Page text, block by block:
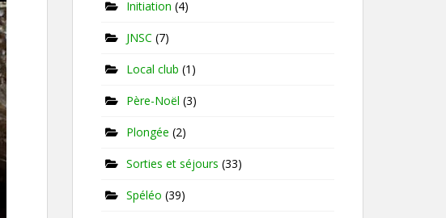
Initiation (4)
JNSC (7)
Local club (1)
Père-Noël (3)
Plongée (2)
Sorties et séjours (33)
Spéléo (39)